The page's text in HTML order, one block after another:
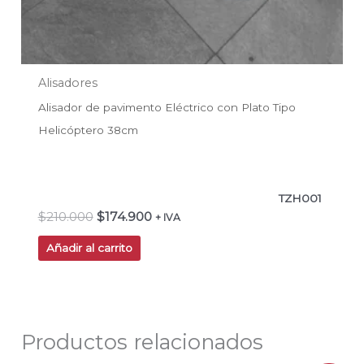
Alisadores
Alisador de pavimento Eléctrico con Plato Tipo
Helicóptero 38cm
TZH001
$210.000 $174.900 + IVA
Añadir al carrito
Productos relacionados